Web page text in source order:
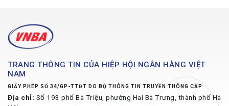
TRANG THÔNG TIN CỦA HIỆP HỘI NGÂN HÀNG VIỆT
NAM
GIẤY PHÉP SỐ 34/GP-TTĐT DO BỘ THÔNG TIN TRUYỀN THÔNG CẤP
Địa chỉ: Số 193 phố Bà Triệu, phường Hai Bà Trưng, thành phố Hà